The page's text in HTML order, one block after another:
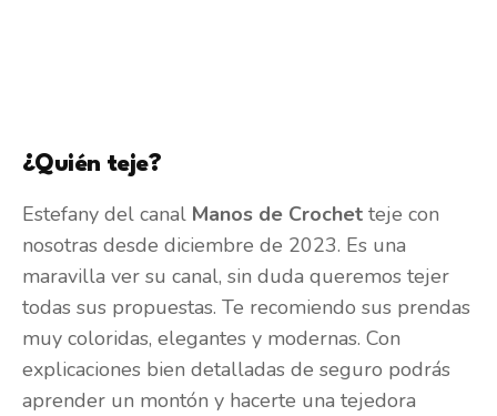
¿Quién teje?
Estefany del canal Manos de Crochet teje con
nosotras desde diciembre de 2023. Es una
maravilla ver su canal, sin duda queremos tejer
todas sus propuestas. Te recomiendo sus prendas
muy coloridas, elegantes y modernas. Con
explicaciones bien detalladas de seguro podrás
aprender un montón y hacerte una tejedora